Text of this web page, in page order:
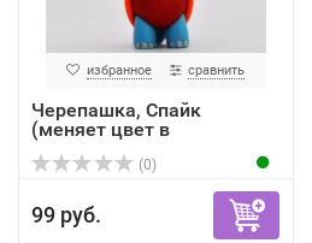
избранное сравнить
Черепашка, Спайк
(меняет цвет в
зависимости...
(0)
99 руб.